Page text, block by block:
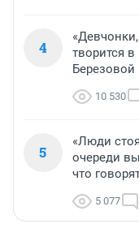
4
творится
Березовой
10 530
5
«Люди
очереди
что
5 077